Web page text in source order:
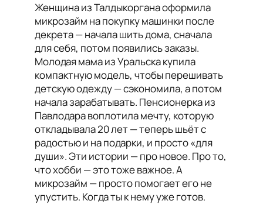
Женщина из Талдыкоргана оформила
микрозайм на покупку машинки после
декрета — начала шить дома, сначала
для себя, потом появились заказы.
Молодая мама из Уральска купила
компактную модель, чтобы перешивать
детскую одежду — сэкономила, а потом
начала зарабатывать. Пенсионерка из
Павлодара воплотила мечту, которую
откладывала 20 лет — теперь шьёт с
радостью и на подарки, и просто «для
души». Эти истории — про новое. Про то,
что хобби — это тоже важное. А
микрозайм — просто помогает его не
упустить. Когда ты к нему уже готов.